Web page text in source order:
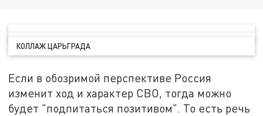
КОЛЛАЖ ЦАРЬГРАДА
Если в обозримой перспективе Россия
изменит ход и характер СВО, тогда можно
будет "подпитаться позитивом". То есть речь